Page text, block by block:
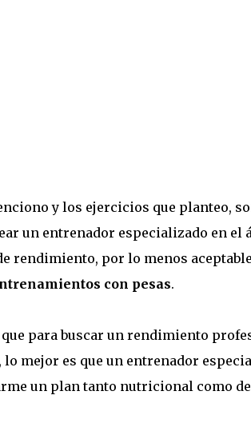
y los ejercicios que planteo,
un entrenador especializado en el
rendimiento, por lo menos
con pesas.
para buscar un rendimiento
mejor es que un entrenador
un plan tanto nutricional como